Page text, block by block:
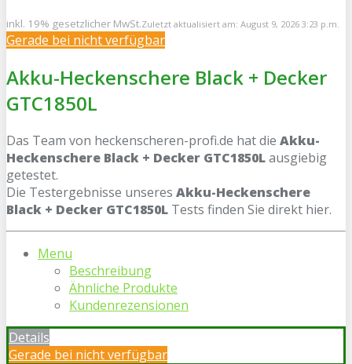
inkl. 19% gesetzlicher MwSt.Zuletzt aktualisiert am: August 9, 2026 3:23 p.m.
Gerade bei nicht verfügbar
Akku-Heckenschere Black + Decker
GTC1850L
Das Team von heckenscheren-profi.de hat die Akku-
Heckenschere Black + Decker GTC1850Lausgiebig
getestet.
Die Testergebnisse unseres Akku-Heckenschere
Black + Decker GTC1850L Tests finden Sie direkt hier.
Menu
Beschreibung
Ähnliche Produkte
Kundenrezensionen
Details
Gerade bei nicht verfügbar